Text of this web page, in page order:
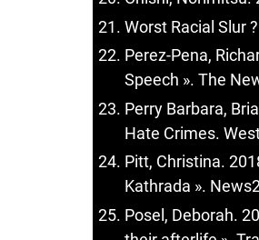
Worst Racial Slur
Perez-Pena,
Speech ». The
Perry Barbara,
Hate Crimes.
Pitt, Christina.
Kathrada ».
Posel, Deborah.